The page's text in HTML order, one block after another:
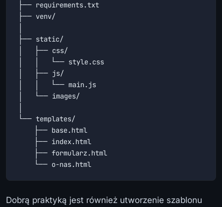
├── requirements.txt
├── venv/
├── static/
│   ├── css/
│   │   └── style.css
│   ├── js/
│   │   └── main.js
│   └── images/
└── templates/
    ├── base.html
    ├── index.html
    ├── formularz.html
    └── o-nas.html
Dobrą praktyką jest również utworzenie szablonu